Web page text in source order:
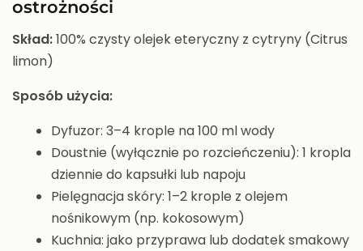
ostrożności
Skład:100% czysty olejek eteryczny z cytryny (Citrus
limon)
Sposób użycia:
Dyfuzor: 3–4 krople na 100 ml wody
Doustnie (wyłącznie po rozcieńczeniu): 1 kropla
dziennie do kapsułki lub napoju
Pielęgnacja skóry: 1–2 krople z olejem
nośnikowym (np. kokosowym)
Kuchnia: jako przyprawa lub dodatek smakowy